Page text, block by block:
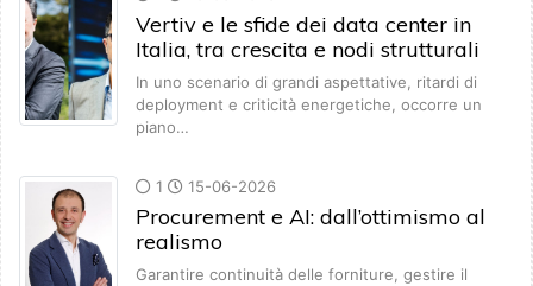
Vertiv e le sfide dei data center in
Italia, tra crescita e nodi strutturali
In uno scenario di grandi aspettative, ritardi di
deployment e criticità energetiche, occorre un
piano…
1 15-06-2026
Procurement e AI: dall’ottimismo al
realismo
Garantire continuità delle forniture, gestire il